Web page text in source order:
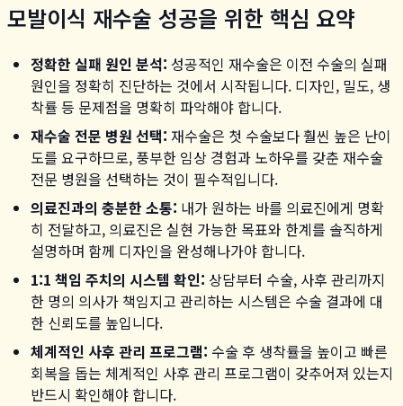
모발이식 재수술 성공을 위한 핵심 요약
정확한 실패 원인 분석: 성공적인 재수술은 이전 수술의 실패
원인을 정확히 진단하는 것에서 시작됩니다. 디자인, 밀도, 생
착률 등 문제점을 명확히 파악해야 합니다.
재수술 전문 병원 선택: 재수술은 첫 수술보다 훨씬 높은 난이
도를 요구하므로, 풍부한 임상 경험과 노하우를 갖춘 재수술
전문 병원을 선택하는 것이 필수적입니다.
의료진과의 충분한 소통: 내가 원하는 바를 의료진에게 명확
히 전달하고, 의료진은 실현 가능한 목표와 한계를 솔직하게
설명하며 함께 디자인을 완성해나가야 합니다.
1:1 책임 주치의 시스템 확인: 상담부터 수술, 사후 관리까지
한 명의 의사가 책임지고 관리하는 시스템은 수술 결과에 대
한 신뢰도를 높입니다.
체계적인 사후 관리 프로그램: 수술 후 생착률을 높이고 빠른
회복을 돕는 체계적인 사후 관리 프로그램이 갖추어져 있는지
반드시 확인해야 합니다.